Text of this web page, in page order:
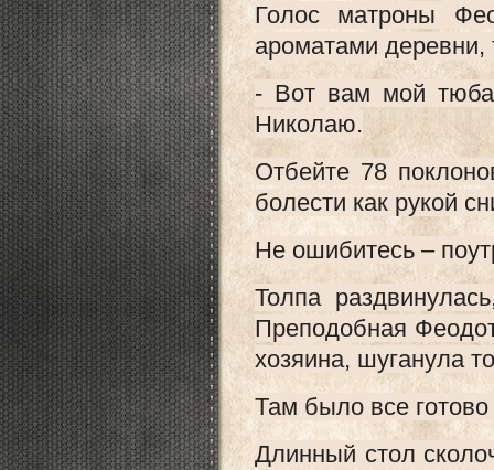
Голос матроны
ароматами деревни,
- Вот вам мой
Николаю.
Отбейте 78
болести как рукой
Не ошибитесь –
Толпа
Преподобная
хозяина, шуганула
Там было все готово
Длинный стол